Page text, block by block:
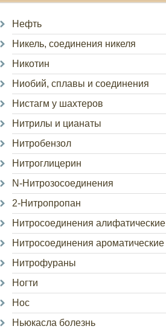
Нефть
Никель, соединения никеля
Никотин
Ниобий, сплавы и соединения
Нистагм у шахтеров
Нитрилы и цианаты
Нитробензол
Нитроглицерин
N-Нитрозосоединения
2-Нитропропан
Нитросоединения алифатические
Нитросоединения ароматические
Нитрофураны
Ногти
Нос
Ньюкасла болезнь